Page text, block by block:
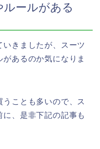
ルールがある
いきましたが、スーツ
あるのか気になりま
ことも多いので、ス
、是非下記の記事も